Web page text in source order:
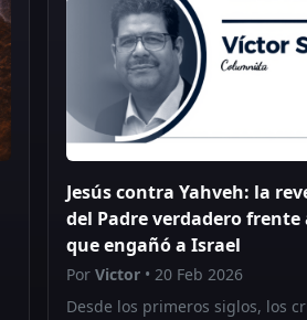
Jesús contra Yahveh: la
del Padre verdadero frente
que engañó a Israel
PorVictor • 20 Feb 2026
Desde los primeros siglos, los